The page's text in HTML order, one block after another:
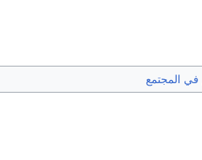
في المجتمع